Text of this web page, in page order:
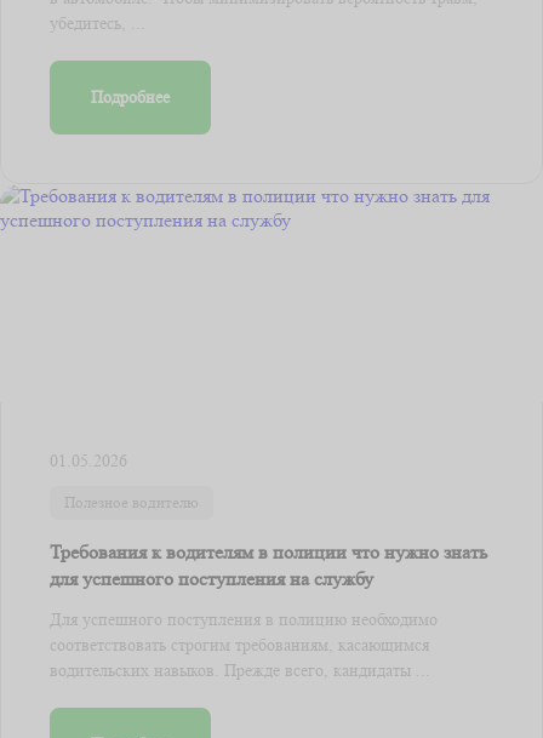
убедитесь, ...
Подробнее
01.05.2026
Полезное водителю
Требования к водителям в полиции что нужно знать
для успешного поступления на службу
Для успешного поступления в полицию необходимо
соответствовать строгим требованиям, касающимся
водительских навыков. Прежде всего, кандидаты ...